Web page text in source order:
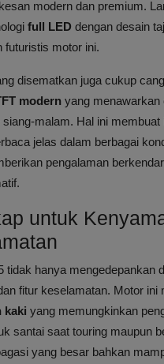
modern dan premium.
full LED dengan desain
futuristis motor ini.
disematkan juga cukup
modern yang menawarkan
malam. Hal ini membuat
jelas dalam berbagai
pengalaman
untuk
tidak hanya mengedepankan
fitur keselamatan. Motor ini
kaki yang memungkinkan
santai saat touring maupun
yang besar bahkan